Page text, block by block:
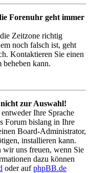
Forenuhr geht immer
Zeitzone richtig
noch falsch ist, geht
Kontaktieren Sie einen
beheben kann.
zur Auswahl!
Ihre Sprache
Forum bislang in Ihre
Board-Administrator,
installieren kann.
wir uns freuen, wenn Sie
dazu können
oder aufphpBB.de